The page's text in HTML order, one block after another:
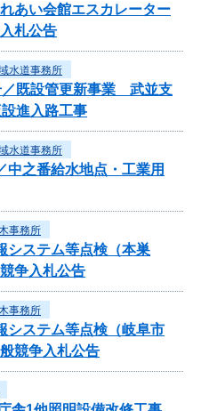
あい会館エスカレーター
札公告
水道事務所
／既設管更新事業 武並支
進入路工事
水道事務所
中之番給水地点・工業用
事務所
システム等点検（本巣
争入札公告
事務所
システム等点検（岐阜市
競争入札公告